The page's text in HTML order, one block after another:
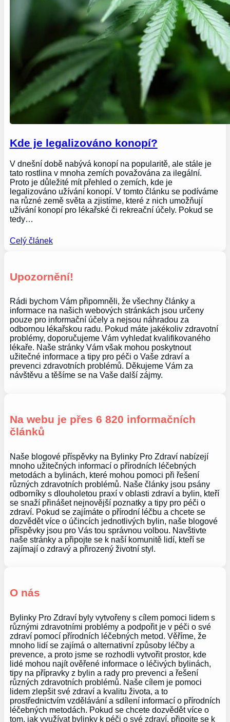
Kde je legalizováno konopí?
V dnešní době nabývá konopí na popularitě, ale stále je
tato rostlina v mnoha zemích považována za ilegální.
Proto je důležité mít přehled o zemích, kde je
legalizováno užívání konopí. V tomto článku se podíváme
na různé země světa a zjistíme, které z nich umožňují
užívání konopí pro lékařské či rekreační účely. Pokud se
tedy…
Celý článek
Upozornění!
Rádi bychom Vám připomněli, že všechny články a
informace na našich webových stránkách jsou určeny
pouze pro informační účely a nejsou náhradou za
odbornou lékařskou radu. Pokud máte jakékoliv zdravotní
problémy, doporučujeme Vám vyhledat kvalifikovaného
lékaře. Naše stránky Vám však mohou poskytnout
užitečné informace a tipy pro péči o Vaše zdraví a
prevenci zdravotních problémů. Děkujeme Vám za
návštěvu a těšíme se na Vaše další zájmy.
Na webu je přes 6 820 informačních
článků
Naše blogové příspěvky na Bylinky Pro Zdraví nabízejí
mnoho užitečných informací o přírodních léčebných
metodách a bylinách, které mohou pomoci při řešení
různých zdravotních problémů. Naše články jsou psány
odborníky s dlouholetou praxí v oblasti zdraví a bylin, kteří
se snaží přinášet nejnovější poznatky a tipy pro péči o
zdraví. Pokud se zajímáte o přírodní léčbu a chcete se
dozvědět více o účincích jednotlivých bylin, naše blogové
příspěvky jsou pro Vás tou správnou volbou. Navštivte
naše stránky a připojte se k naší komunitě lidí, kteří se
zajímají o zdravý a přirozený životní styl.
O nás
Bylinky Pro Zdraví byly vytvořeny s cílem pomoci lidem s
různými zdravotními problémy a podpořit je v péči o své
zdraví pomocí přírodních léčebných metod. Věříme, že
mnoho lidí se zajímá o alternativní způsoby léčby a
prevence, a proto jsme se rozhodli vytvořit prostor, kde
lidé mohou najít ověřené informace o léčivých bylinách,
tipy na přípravky z bylin a rady pro prevenci a řešení
různých zdravotních problémů. Naše cílem je pomoci
lidem zlepšit své zdraví a kvalitu života, a to
prostřednictvím vzdělávání a sdílení informací o přírodních
léčebných metodách. Pokud se chcete dozvědět více o
tom, jak využívat bylinky k péči o své zdraví, připojte se k